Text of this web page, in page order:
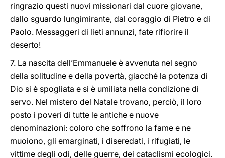
ringrazio questi nuovi missionari dal cuore giovane,
dallo sguardo lungimirante, dal coraggio di Pietro e di
Paolo. Messaggeri di lieti annunzi, fate rifiorire il
deserto!
7. La nascita dell’Emmanuele è avvenuta nel segno
della solitudine e della povertà, giacché la potenza di
Dio si è spogliata e si è umiliata nella condizione di
servo. Nel mistero del Natale trovano, perciò, il loro
posto i poveri di tutte le antiche e nuove
denominazioni: coloro che soffrono la fame e ne
muoiono, gli emarginati, i diseredati, i rifugiati, le
vittime degli odi, delle guerre, dei cataclismi ecologici.